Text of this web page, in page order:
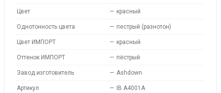
Цвет — красный
Однотонность цвета — пестрый (разнотон)
Цвет ИМПОРТ — красный
Оттенок ИМПОРТ — пёстрый
Завод изготовитель — Ashdown
Артикул — IB A4001A